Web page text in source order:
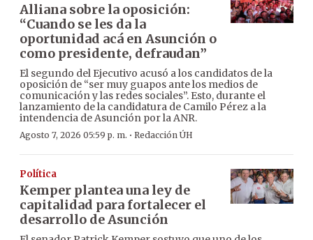
Alliana sobre la oposición:
“Cuando se les da la
oportunidad acá en Asunción o
como presidente, defraudan”
El segundo del Ejecutivo acusó a los candidatos de la
oposición de “ser muy guapos ante los medios de
comunicación y las redes sociales”. Esto, durante el
lanzamiento de la candidatura de Camilo Pérez a la
intendencia de Asunción por la ANR.
Agosto 7, 2026 05:59 p. m. · Redacción ÚH
Política
Kemper plantea una ley de
capitalidad para fortalecer el
desarrollo de Asunción